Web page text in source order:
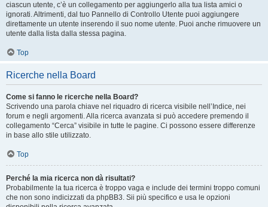
ciascun utente, c’è un collegamento per aggiungerlo alla tua lista amici o
ignorati. Altrimenti, dal tuo Pannello di Controllo Utente puoi aggiungere
direttamente un utente inserendo il suo nome utente. Puoi anche rimuovere un
utente dalla lista dalla stessa pagina.
Top
Ricerche nella Board
Come si fanno le ricerche nella Board?
Scrivendo una parola chiave nel riquadro di ricerca visibile nell’Indice, nei
forum e negli argomenti. Alla ricerca avanzata si può accedere premendo il
collegamento “Cerca” visibile in tutte le pagine. Ci possono essere differenze
in base allo stile utilizzato.
Top
Perché la mia ricerca non dà risultati?
Probabilmente la tua ricerca è troppo vaga e include dei termini troppo comuni
che non sono indicizzati da phpBB3. Sii più specifico e usa le opzioni